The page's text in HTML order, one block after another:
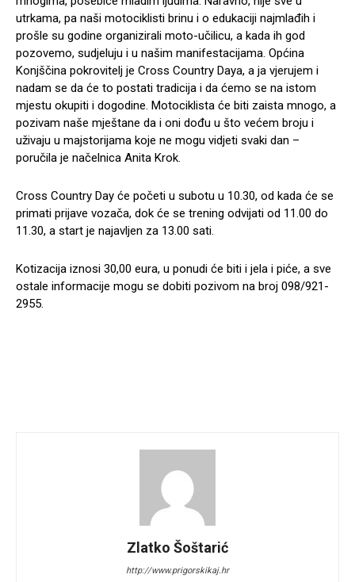
utrkama, pa naši motociklisti brinu i o edukaciji najmlađih i
prošle su godine organizirali moto-učilicu, a kada ih god
pozovemo, sudjeluju i u našim manifestacijama. Općina
Konjščina pokrovitelj je Cross Country Daya, a ja vjerujem i
nadam se da će to postati tradicija i da ćemo se na istom
mjestu okupiti i dogodine. Motociklista će biti zaista mnogo, a
pozivam naše mještane da i oni dođu u što većem broju i
uživaju u majstorijama koje ne mogu vidjeti svaki dan –
poručila je načelnica Anita Krok.
Cross Country Day će početi u subotu u 10.30, od kada će se
primati prijave vozača, dok će se trening odvijati od 11.00 do
11.30, a start je najavljen za 13.00 sati.
Kotizacija iznosi 30,00 eura, u ponudi će biti i jela i piće, a sve
ostale informacije mogu se dobiti pozivom na broj 098/921-
2955.
Zlatko Šoštarić
http://www.prigorskikaj.hr